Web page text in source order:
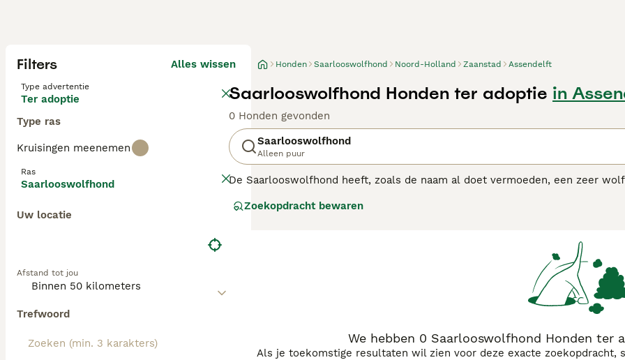
Filters Alles wissen
Type advertentie
Ter adoptie
Type ras
Kruisingen meenemen
Ras
Saarlooswolfhond
Uw locatie
Afstand tot jou
Trefwoord
Honden Saarlooswolfhond Noord-Holland Zaanstad Assendelft
Saarlooswolfhond Honden ter adoptie in
0 Honden gevonden
Saarlooswolfhond
Alleen puur
De Saarlooswolfhond heeft, zoals de naam al doet vermoeden, een zeer
gedrag.
Zoekopdracht bewaren
We hebben 0 Saarlooswolfhond Honden ter
Als je toekomstige resultaten wil zien voor deze exacte zoekopdracht,